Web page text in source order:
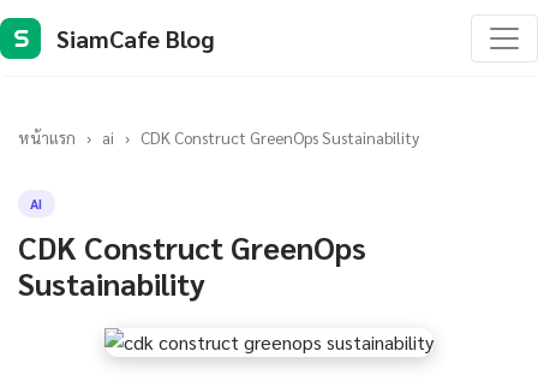
S SiamCafe Blog
หน้าแรก › ai › CDK Construct GreenOps Sustainability
AI
CDK Construct GreenOps
Sustainability